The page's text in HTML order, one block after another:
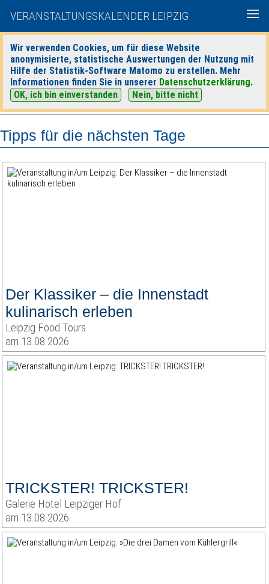
VERANSTALTUNGSKALENDER LEIPZIG
Wir verwenden Cookies, um für diese Website
anonymisierte, statistische Auswertungen der Nutzung mit
Hilfe der Statistik-Software Matomo zu erstellen. Mehr
Informationen finden Sie in unserer Datenschutzerklärung.
OK, ich bin einverstanden
Nein, bitte nicht
heute|morgen| Detaillierte Suche
Tipps für die nächsten Tage
Der Klassiker – die Innenstadt
kulinarisch erleben
Leipzig Food Tours
am 13.08.2026
TRICKSTER! TRICKSTER!
Galerie Hotel Leipziger Hof
am 13.08.2026